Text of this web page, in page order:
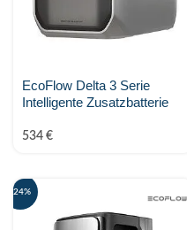
EcoFlow Delta 3 Serie
Intelligente Zusatzbatterie
534 €
-24%